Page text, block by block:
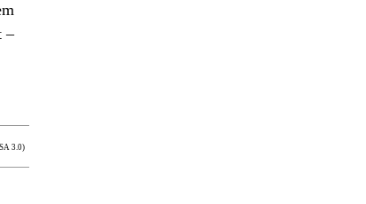
–
3.0)